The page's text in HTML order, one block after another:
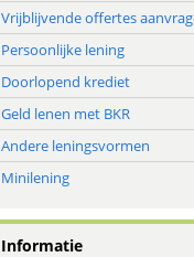
Vrijblijvende offertes
Persoonlijke lening
Doorlopend krediet
Geld lenen met BKR
Andere leningsvormen
Minilening
Informatie